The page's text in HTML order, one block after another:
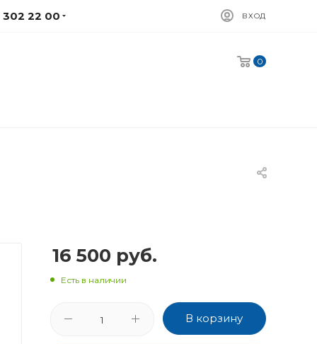
302 22 00 ВХОД
0
16 500 руб.
Есть в наличии
В корзину